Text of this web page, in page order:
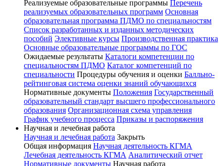
Реализуемые образовательные программы Перечень
реализуемых образовательных программ Основная
образовательная программа ПДМО по специальностям
Список разработанных и изданных методических
пособий Элективные курсы Производственная практика
Основные образовательные программы по ГОС
Ожидаемые результаты Каталоги компетенции по
специальностям ПДМО Каталог компетенций по
специальности Процедуры обучения и оценки Балльно-
рейтинговая система оценки знаний обучающихся
Нормативные документы Положения Государственный
образовательный стандарт высшего профессионального
образования Организационная схема управления
График учебного процесса Приказы и распоряжения
Научная и лечебная работа
Научная и лечебная работа Закрыть
Общая информация Научная деятельность КГМА
Лечебная деятельность КГМА Аналитический отчет
Нормативные документы Научная работа